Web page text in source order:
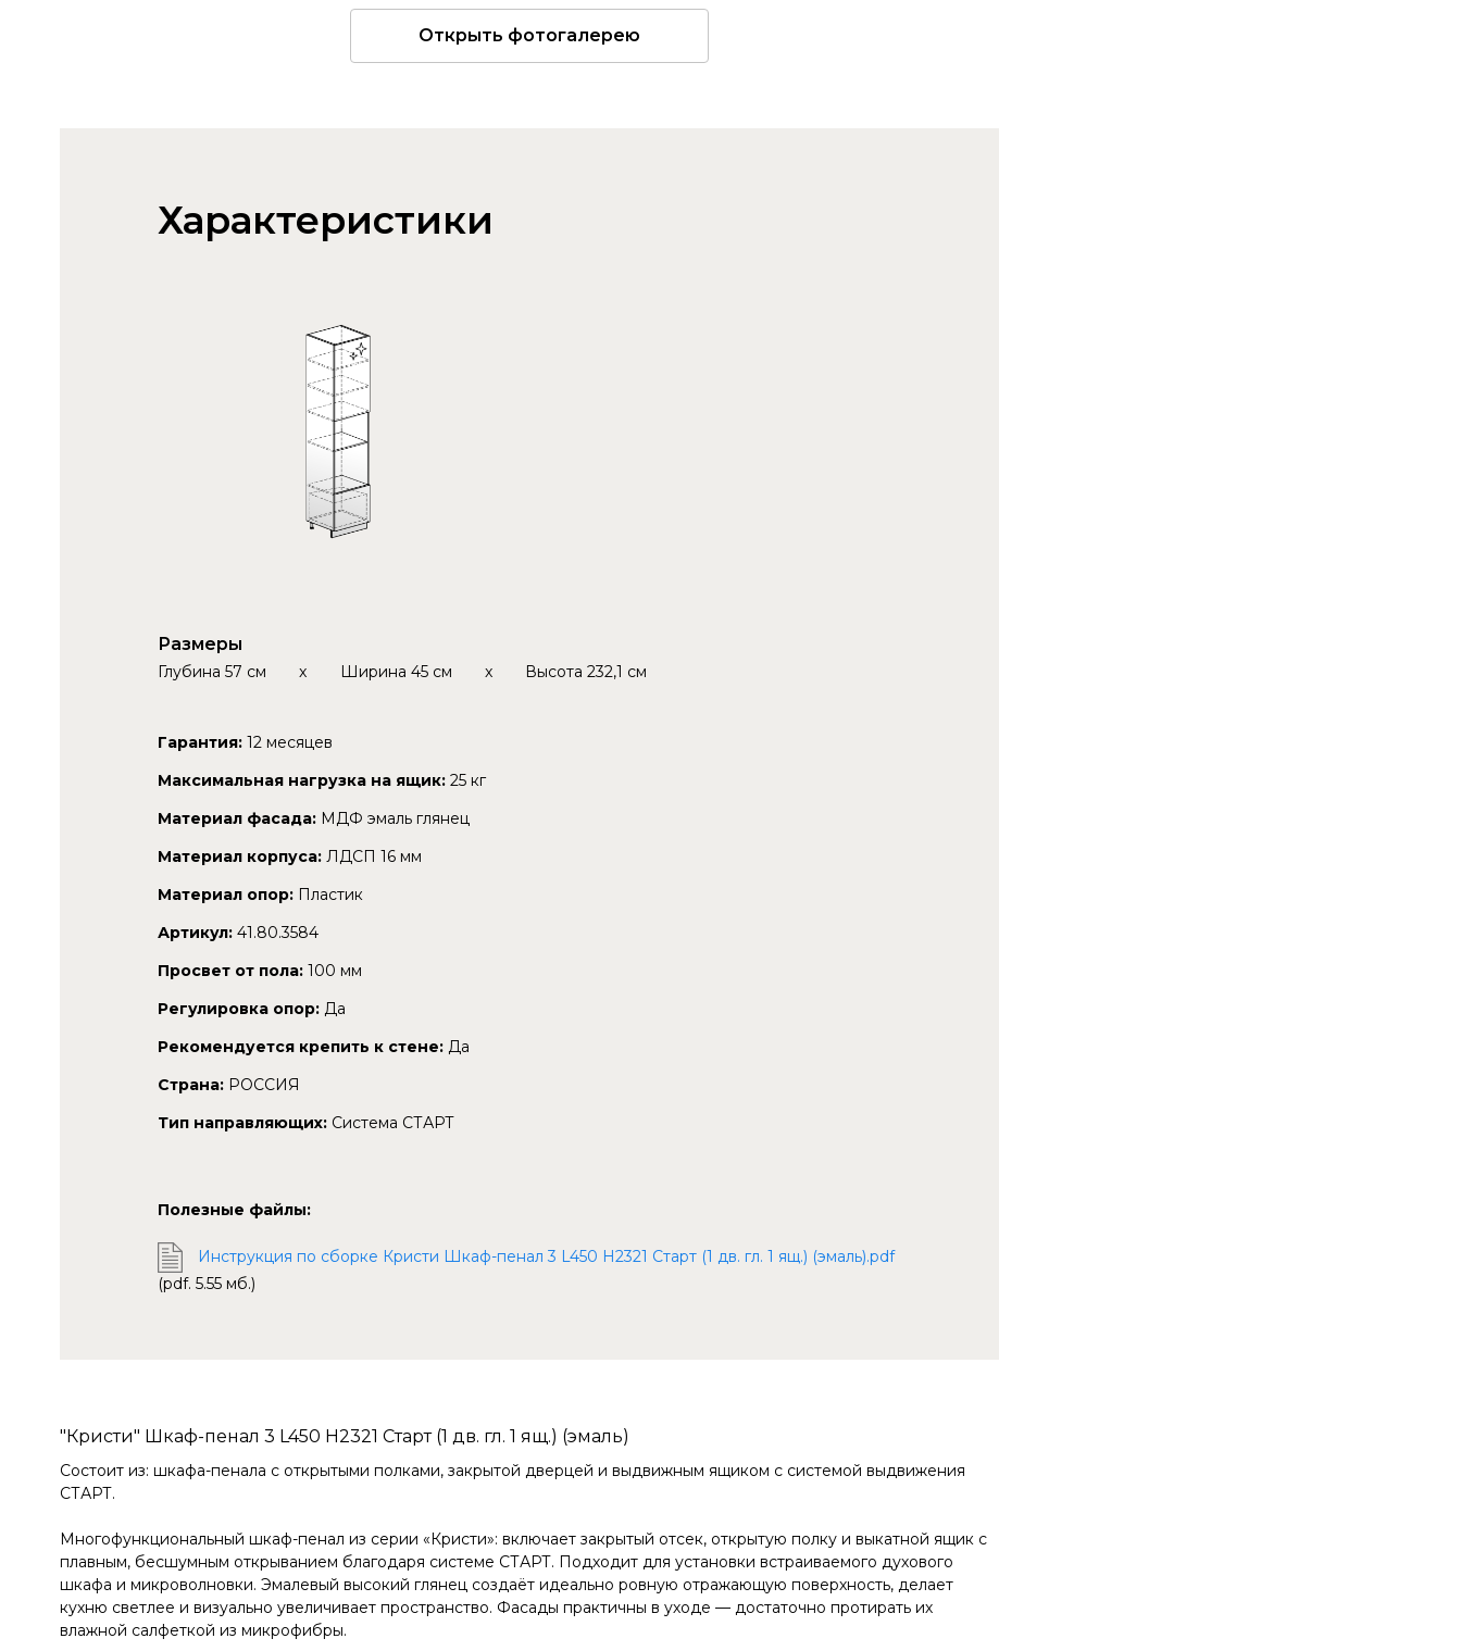
Открыть фотогалерею
"Кристи" Шкаф-пенал 3 L450 H2321 Старт (1 дв. гл. 1 ящ.) (эмаль)
Характеристики
Размеры
Глубина 57 см x Ширина 45 см x Высота 232,1 см
Гарантия: 12 месяцев
Максимальная нагрузка на ящик: 25 кг
Материал фасада: МДФ эмаль глянец
Материал корпуса: ЛДСП 16 мм
Материал опор: Пластик
Артикул: 41.80.3584
Просвет от пола: 100 мм
Регулировка опор: Да
Рекомендуется крепить к стене: Да
Страна: РОССИЯ
Тип направляющих: Система СТАРТ
Полезные файлы:
Инструкция по сборке Кристи Шкаф-пенал 3 L450 H2321 Старт (1 дв. гл. 1 ящ.) (эмаль).pdf
(pdf. 5.55 мб.)
Состоит из: шкафа-пенала с открытыми полками, закрытой дверцей и выдвижным ящиком с системой выдвижения
СТАРТ.
Многофункциональный шкаф-пенал из серии «Кристи»: включает закрытый отсек, открытую полку и выкатной ящик с
плавным, бесшумным открыванием благодаря системе СТАРТ. Подходит для установки встраиваемого духового
шкафа и микроволновки. Эмалевый высокий глянец создаёт идеально ровную отражающую поверхность, делает
кухню светлее и визуально увеличивает пространство. Фасады практичны в уходе — достаточно протирать их
влажной салфеткой из микрофибры.